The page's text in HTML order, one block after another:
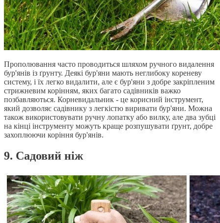
Прополювання часто проводиться шляхом ручного видалення
бур'янів із ґрунту. Деякі бур'яни мають неглибоку кореневу
систему, і їх легко видалити, але є бур'яни з добре закріпленим
стрижневим корінням, яких багато садівників важко
позбавляються. Корневидальник - це корисний інструмент,
який дозволяє садівнику з легкістю виривати бур'яни. Можна
також використовувати ручну лопатку або вилку, але два зубці
на кінці інструменту можуть краще розпушувати ґрунт, добре
захоплюючи коріння бур'янів.
9. Садовий ніж